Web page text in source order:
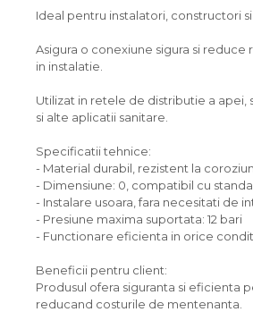
Ideal pentru instalatori, constructori
Asigura o conexiune sigura si reduce
in instalatie.
Utilizat in retele de distributie a apei,
si alte aplicatii sanitare.
Specificatii tehnice:
- Material durabil, rezistent la
- Dimensiune: 0, compatibil cu
- Instalare usoara, fara necesitati de
- Presiune maxima suportata: 12 bari
- Functionare eficienta in orice
Beneficii pentru client:
Produsul ofera siguranta si eficienta
reducand costurile de mentenanta.